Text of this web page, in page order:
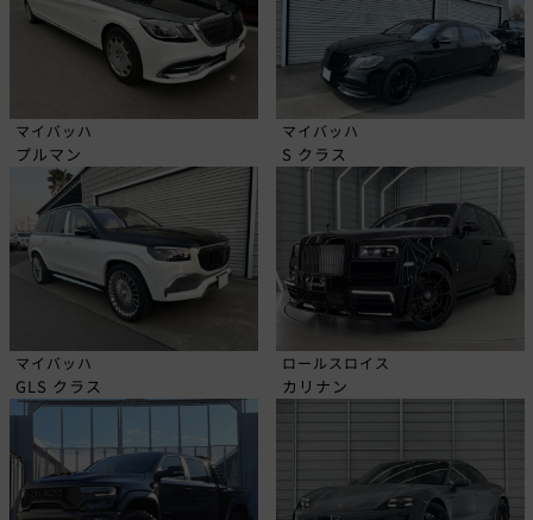
マイバッハ
プルマン
マイバッハ
S クラス
マイバッハ
GLS クラス
ロールスロイス
カリナン